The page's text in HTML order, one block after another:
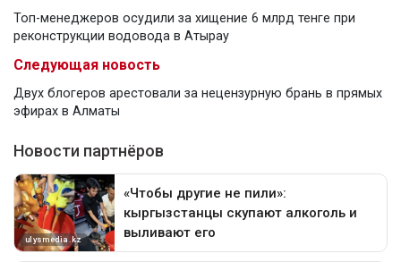
Топ-менеджеров осудили за хищение 6 млрд тенге при
реконструкции водовода в Атырау
Следующая новость
Двух блогеров арестовали за нецензурную брань в прямых
эфирах в Алматы